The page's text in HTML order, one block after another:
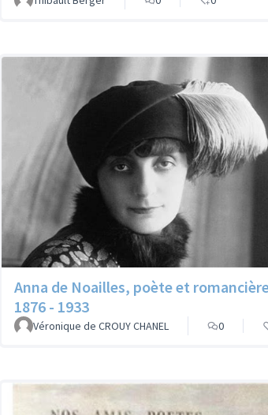
Anna de Noailles, poète et
1876 - 1933
Véronique de CROUY CHANEL 0